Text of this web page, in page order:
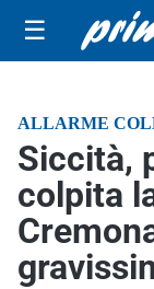
☰
ALLARME
Siccità,
colpita